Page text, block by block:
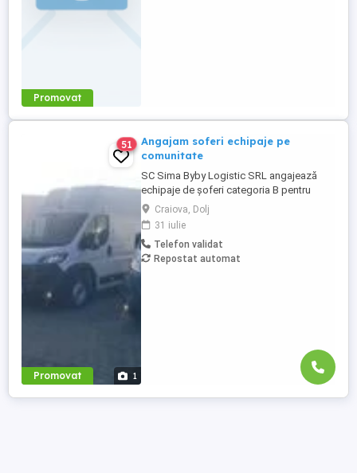
Promovat
Promovat 1
51
Angajam soferi echipaje pe
comunitate
SC Sima Byby Logistic SRL angajează
echipaje de șoferi categoria B pentru
transport internațional (comunitate)!
Căutăm echipaje formate din 2 șoferi,
posesori ai permisului categoria B, pentru
transport internațional de marfă. Oferim:
Salariu între 1.800 și 2.200 Program: 2 luni
Craiova, Dolj
31 iulie
Telefon validat
Repostat automat